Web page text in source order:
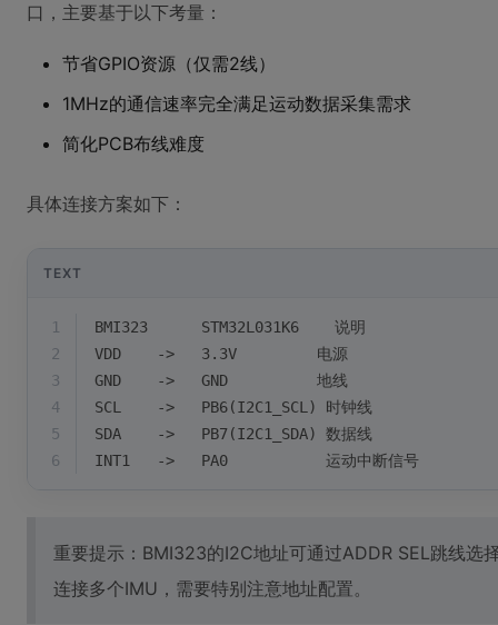
口，主要基于以下考量：
节省GPIO资源（仅需2线）
1MHz的通信速率完全满足运动数据采集需求
简化PCB布线难度
具体连接方案如下：
TEXT
1
BMI323      STM32L031K6    说明
2
VDD    ->   3.3V         电源
3
GND    ->   GND          地线
4
SCL    ->   PB6(I2C1_SCL) 时钟线
5
SDA    ->   PB7(I2C1_SDA) 数据线
6
INT1   ->   PA0           运动中断信号
重要提示：BMI323的I2C地址可通过ADDR SEL跳线
连接多个IMU，需要特别注意地址配置。